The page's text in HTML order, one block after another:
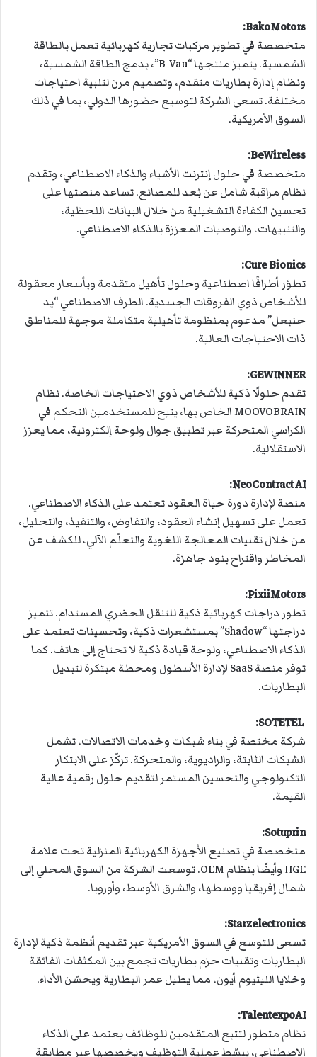
BakoMotors:
متخصصة في تطوير مركبات تجارية كهربائية تعمل بالطاقة
الشمسية. يتميز منتجها “B-Van”، بدمج الطاقة الشمسية،
ونظام إدارة بطاريات متقدم، وتصميم مرن لتلبية احتياجات
مختلفة. تسعى الشركة لتوسيع حضورها الدولي، بما في ذلك
السوق الأمريكية.
BeWireless
:
متخصصة في حلول إنترنت الأشياء والذكاء الاصطناعي، وتقدم
نظام مراقبة شامل عن بُعد للمصانع. تساعد منصتها على
تحسين الكفاءة التشغيلية من خلال البيانات اللحظية،
والتنبيهات، والتوصيات المعززة بالذكاء الاصطناعي.
Cure Bionics
:
تطوّر أطرافًا اصطناعية وحلول تأهيل متقدمة وبأسعار معقولة
للأشخاص ذوي الفروقات الجسدية. الطرف الاصطناعي “يد
حنبعل” مدعوم بمنظومة تأهيلية متكاملة موجهة للمناطق
ذات الاحتياجات العالية.
GEWINNER
:
تقدم حلولًا ذكية للأشخاص ذوي الاحتياجات الخاصة. نظام
MOOVOBRAIN الخاص بها، يتيح للمستخدمين التحكم في
الكراسي المتحركة عبر تطبيق جوال ولوحة إلكترونية، مما يعزز
الاستقلالية.
NeoContract AI
:
منصة لإدارة دورة حياة العقود تعتمد على الذكاء الاصطناعي.
تعمل على تسهيل إنشاء العقود، والتفاوض، والتنفيذ، والتحليل،
من خلال تقنيات المعالجة اللغوية والتعلّم الآلي، للكشف عن
المخاطر واقتراح بنود جاهزة.
PixiiMotors
:
تطور دراجات كهربائية ذكية للتنقل الحضري المستدام. تتميز
دراجتها “Shadow” بمستشعرات ذكية، وتحسينات تعتمد على
الذكاء الاصطناعي، ولوحة قيادة ذكية لا تحتاج إلى هاتف. كما
توفر منصة SaaS لإدارة الأسطول ومحطة مبتكرة لتبديل
البطاريات.
SOTETEL
:
شركة مختصة في بناء شبكات وخدمات الاتصالات، تشمل
الشبكات الثابتة، والراديوية، والمتحركة. تركّز على الابتكار
التكنولوجي والتحسين المستمر لتقديم حلول رقمية عالية
القيمة.
Sotuprin
:
متخصصة في تصنيع الأجهزة الكهربائية المنزلية تحت علامة
HGE وأيضًا بنظام OEM. توسعت الشركة من السوق المحلي إلى
شمال إفريقيا ووسطها، والشرق الأوسط، وأوروبا.
Starzelectronics
:
تسعى للتوسع في السوق الأمريكية عبر تقديم أنظمة ذكية لإدارة
البطاريات وتقنيات حزم بطاريات تجمع بين المكثفات الفائقة
وخلايا الليثيوم أيون، مما يطيل عمر البطارية ويحسّن الأداء.
TalentexpoAI
:
نظام متطور لتتبع المتقدمين للوظائف يعتمد على الذكاء
الاصطناعي، يبسّط عملية التوظيف ويخصصها عبر مطابقة